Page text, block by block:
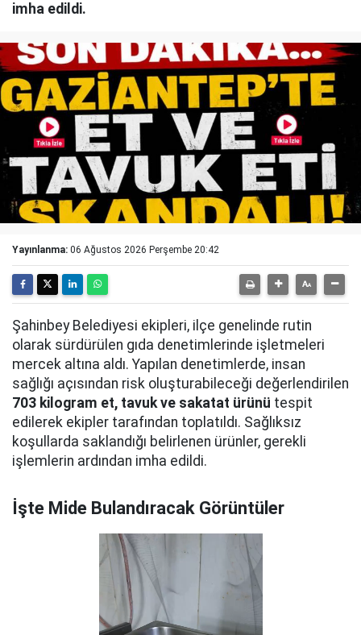
imha edildi.
Yayınlanma: 06 Ağustos 2026 Perşembe 20:42
Şahinbey Belediyesi ekipleri, ilçe genelinde rutin
olarak sürdürülen gıda denetimlerinde işletmeleri
mercek altına aldı. Yapılan denetimlerde, insan
sağlığı açısından risk oluşturabileceği değerlendirilen
703 kilogram et, tavuk ve sakatat ürünü tespit
edilerek ekipler tarafından toplatıldı. Sağlıksız
koşullarda saklandığı belirlenen ürünler, gerekli
işlemlerin ardından imha edildi.
İşte Mide Bulandıracak Görüntüler